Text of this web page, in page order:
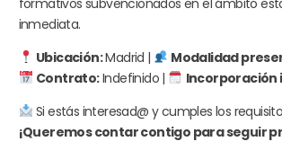
inmediata.
Ubicación:Madrid |
Modalidad
Contrato:Indefinido |
Incorporación
Si estás interesad@ y cumples los
¡Queremos contar contigo para seguir